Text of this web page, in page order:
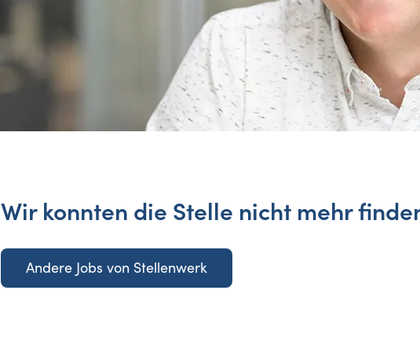
Wir konnten die Stelle nicht mehr
Andere Jobs von Stellenwerk